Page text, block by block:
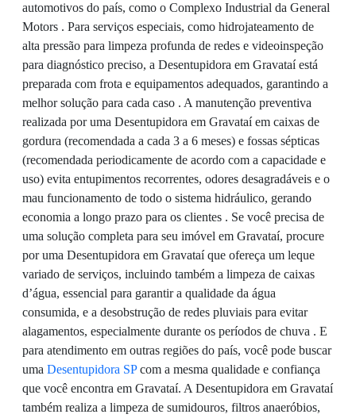
automotivos do país, como o Complexo Industrial da General
Motors . Para serviços especiais, como hidrojateamento de
alta pressão para limpeza profunda de redes e videoinspeção
para diagnóstico preciso, a Desentupidora em Gravataí está
preparada com frota e equipamentos adequados, garantindo a
melhor solução para cada caso . A manutenção preventiva
realizada por uma Desentupidora em Gravataí em caixas de
gordura (recomendada a cada 3 a 6 meses) e fossas sépticas
(recomendada periodicamente de acordo com a capacidade e
uso) evita entupimentos recorrentes, odores desagradáveis e o
mau funcionamento de todo o sistema hidráulico, gerando
economia a longo prazo para os clientes . Se você precisa de
uma solução completa para seu imóvel em Gravataí, procure
por uma Desentupidora em Gravataí que ofereça um leque
variado de serviços, incluindo também a limpeza de caixas
d’água, essencial para garantir a qualidade da água
consumida, e a desobstrução de redes pluviais para evitar
alagamentos, especialmente durante os períodos de chuva . E
para atendimento em outras regiões do país, você pode buscar
uma Desentupidora SPcom a mesma qualidade e confiança
que você encontra em Gravataí. A Desentupidora em Gravataí
também realiza a limpeza de sumidouros, filtros anaeróbios,